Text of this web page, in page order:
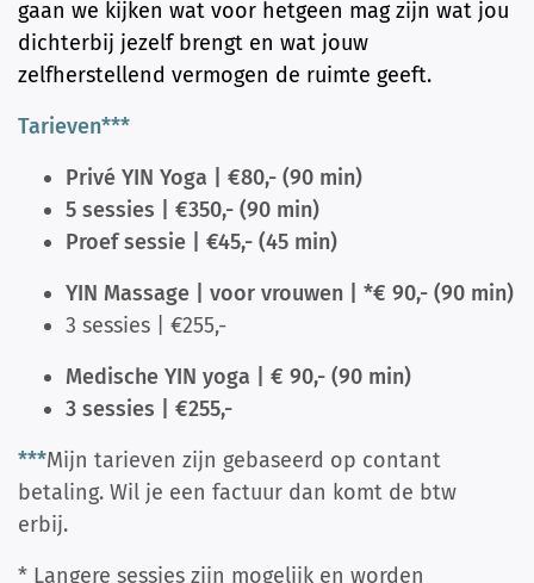
gaan we kijken wat voor hetgeen mag zijn wat jou
dichterbij jezelf brengt en wat jouw
zelfherstellend vermogen de ruimte geeft.
Tarieven***
Privé YIN Yoga | €80,- (90 min)
5 sessies | €350,- (90 min)
Proef sessie | €45,- (45 min)
YIN Massage | voor vrouwen | *€ 90,- (90 min)
3 sessies | €255,-
Medische YIN yoga | € 90,- (90 min)
3 sessies | €255,-
***Mijn tarieven zijn gebaseerd op contant
betaling. Wil je een factuur dan komt de btw
erbij.
* Langere sessies zijn mogelijk en worden